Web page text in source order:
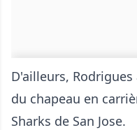
D'ailleurs,
du chapeau en
Sharks de San Jose.